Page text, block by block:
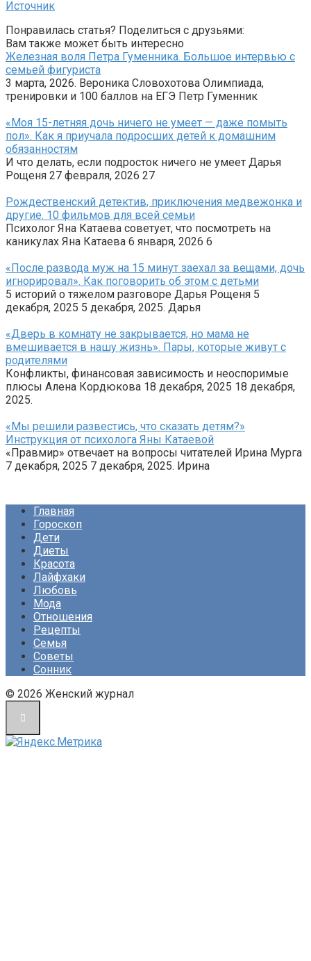
Источник
Понравилась статья? Поделиться с друзьями:
Вам также может быть интересно
Железная воля Петра Гуменника. Большое интервью с
семьей фигуриста
3 марта, 2026. Вероника Словохотова Олимпиада,
тренировки и 100 баллов на ЕГЭ Петр Гуменник
«Моя 15-летняя дочь ничего не умеет — даже помыть
пол». Как я приучала подросших детей к домашним
обязанностям
И что делать, если подросток ничего не умеет Дарья
Рощеня 27 февраля, 2026 27
Рождественский детектив, приключения медвежонка и
другие. 10 фильмов для всей семьи
Психолог Яна Катаева советует, что посмотреть на
каникулах Яна Катаева 6 января, 2026 6
«После развода муж на 15 минут заехал за вещами, дочь
игнорировал». Как поговорить об этом с детьми
5 историй о тяжелом разговоре Дарья Рощеня 5
декабря, 2025 5 декабря, 2025. Дарья
«Дверь в комнату не закрывается, но мама не
вмешивается в нашу жизнь». Пары, которые живут с
родителями
Конфликты, финансовая зависимость и неоспоримые
плюсы Алена Кордюкова 18 декабря, 2025 18 декабря,
2025.
«Мы решили развестись, что сказать детям?»
Инструкция от психолога Яны Катаевой
«Правмир» отвечает на вопросы читателей Ирина Мурга
7 декабря, 2025 7 декабря, 2025. Ирина
Главная
Гороскоп
Дети
Диеты
Красота
Лайфхаки
Любовь
Мода
Отношения
Рецепты
Семья
Советы
Сонник
© 2026 Женский журнал